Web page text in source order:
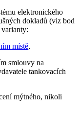
elektronického
dokladů (viz bod
místě,
smlouvy na
tankovacích
mýtného, nikoli